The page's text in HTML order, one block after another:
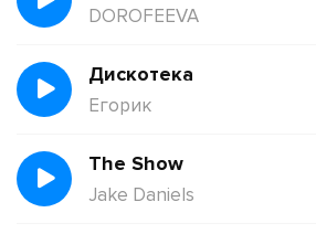
DOROFEEVA
Дискотека
Егорик
The Show
Jake Daniels